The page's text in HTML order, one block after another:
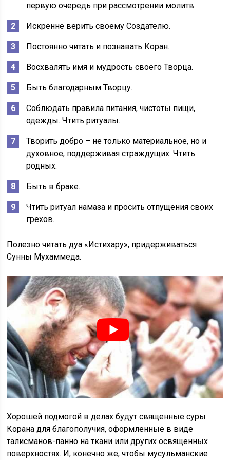
первую очередь при рассмотрении молитв.
Искренне верить своему Создателю.
Постоянно читать и познавать Коран.
Восхвалять имя и мудрость своего Творца.
Быть благодарным Творцу.
Соблюдать правила питания, чистоты пищи,
одежды. Чтить ритуалы.
Творить добро – не только материальное, но и
духовное, поддерживая страждущих. Чтить
родных.
Быть в браке.
Чтить ритуал намаза и просить отпущения своих
грехов.
Полезно читать дуа «Истихару», придерживаться
Сунны Мухаммеда.
Хорошей подмогой в делах будут священные суры
Корана для благополучия, оформленные в виде
талисманов-панно на ткани или других освященных
поверхностях. И, конечно же, чтобы мусульманские